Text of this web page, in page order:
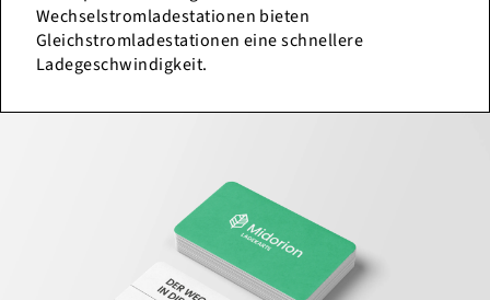
Wechselstromladestationen bieten
Gleichstromladestationen eine schnellere
Ladegeschwindigkeit.